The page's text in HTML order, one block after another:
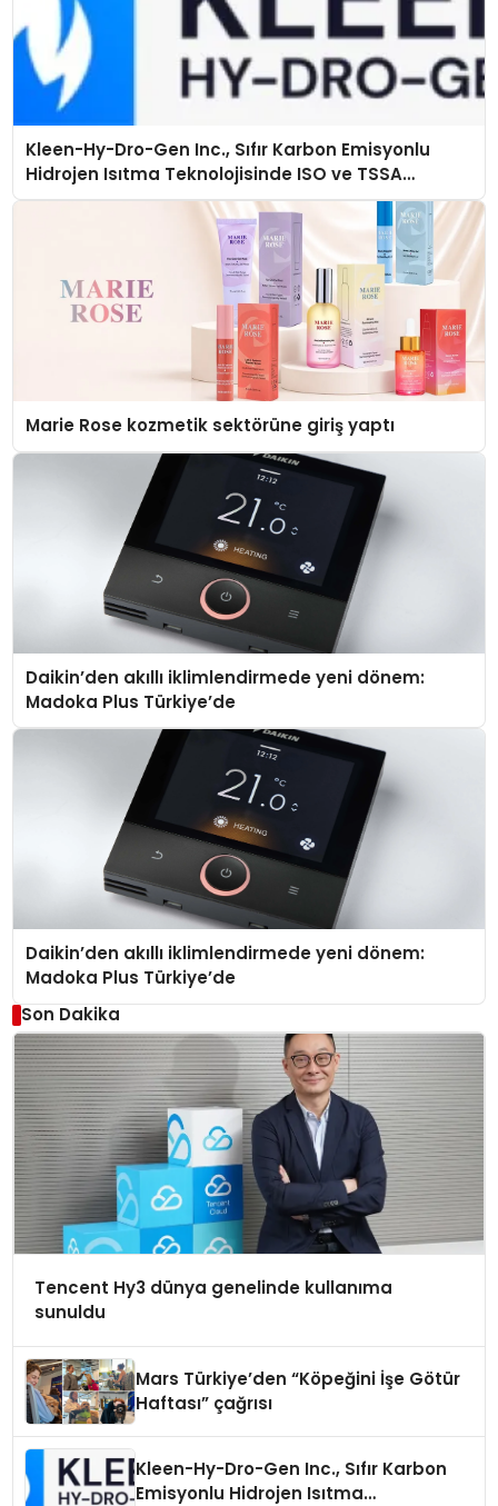
Kleen-Hy-Dro-Gen Inc., Sıfır Karbon Emisyonlu
Hidrojen Isıtma Teknolojisinde ISO ve TSSA
Düzenleyici Onaylarını Aldı
Marie Rose kozmetik sektörüne giriş yaptı
Daikin’den akıllı iklimlendirmede yeni dönem:
Madoka Plus Türkiye’de
Daikin’den akıllı iklimlendirmede yeni dönem:
Madoka Plus Türkiye’de
Son Dakika
Tencent Hy3 dünya genelinde kullanıma
sunuldu
Mars Türkiye’den “Köpeğini İşe Götür
Haftası” çağrısı
Kleen-Hy-Dro-Gen Inc., Sıfır Karbon
Emisyonlu Hidrojen Isıtma